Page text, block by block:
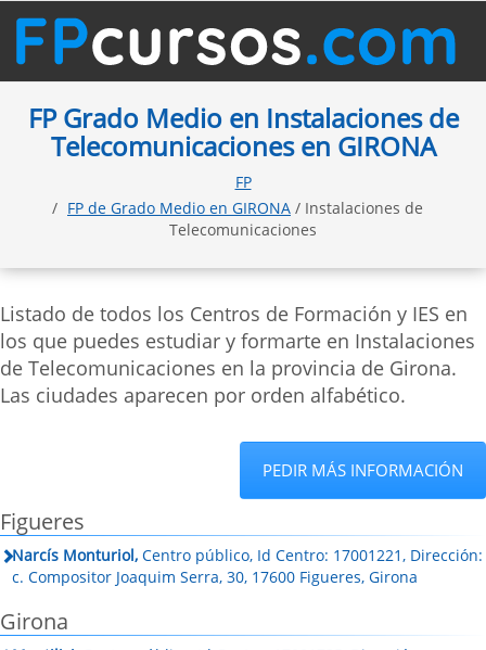
FP Grado Medio en Instalaciones de
Telecomunicaciones en GIRONA
FP
FP de Grado Medio en GIRONA / Instalaciones de
Telecomunicaciones
Listado de todos los Centros de Formación y IES en
los que puedes estudiar y formarte en Instalaciones
de Telecomunicaciones en la provincia de Girona.
Las ciudades aparecen por orden alfabético.
PEDIR MÁS INFORMACIÓN
Figueres
Narcís Monturiol, Centro público, Id Centro: 17001221, Dirección:
c. Compositor Joaquim Serra, 30, 17600 Figueres, Girona
Girona